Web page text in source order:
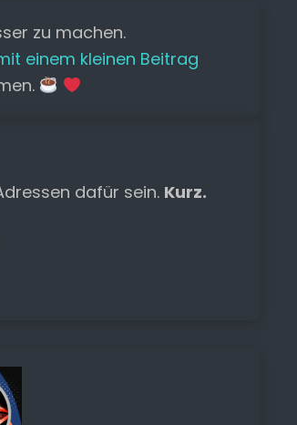
zu machen.
einem kleinen Beitrag
dafür sein. Kurz.